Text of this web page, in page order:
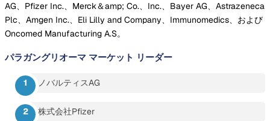
AG、Pfizer Inc.、Merck＆amp; Co.、Inc.、Bayer AG、Astrazeneca
Plc、Amgen Inc.、Eli Lilly and Company、Immunomedics、および
Oncomed Manufacturing A.S。
パラガングリオーマ マーケット リーダー
ノバルティスAG
株式会社Pfizer